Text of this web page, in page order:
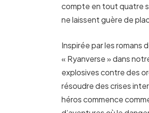
compte en tout quatre
ne laissent guère de
Inspirée par les romans
« Ryanverse » dans
explosives contre des
résoudre des crises
héros commence